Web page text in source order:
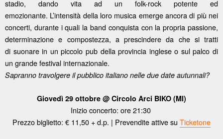
stadio, dando vita ad un folk-rock potente ed
emozionante. L’intensità della loro musica emerge ancora di più nei
concerti, durante i quali la band conquista con la propria passione,
determinazione e compostezza, a prescindere da che si tratti
di suonare in un piccolo pub della provincia inglese o sul palco di
un grande festival internazionale.
Sapranno travolgere il pubblico italiano nelle due date autunnali?
Giovedì 29 ottobre @ Circolo Arci BIKO (MI)
Inizio concerto: ore 21:30
Prezzo biglietto: € 11,50 + d.p. | Prevendite attive su Ticketone